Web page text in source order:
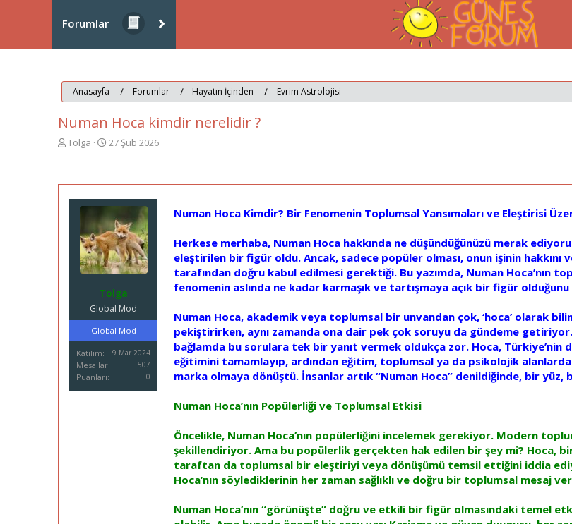
Forumlar
Anasayfa Forumlar Hayatın İçinden Evrim Astrolojisi
Numan Hoca kimdir nerelidir ?
K
Tolga
B
n
g
ı
ç
t
a
i
h
i
27 Şub 2026
Tolga
Global Mod
Global Mod
Katılım 9 Mar 2024
Mesajlar 507
Puanları 0
Numan Hoca Kimdir? Bir Fenomenin Toplumsal Yansımaları ve Eleştirisi
Herkese merhaba, Numan Hoca hakkında ne düşündüğünüzü merak
eleştirilen bir figür oldu. Ancak, sadece popüler olması, onun işinin hakkını
tarafından doğru kabul edilmesi gerektiği. Bu yazımda, Numan Hoca’nın
fenomenin aslında ne kadar karmaşık ve tartışmaya açık bir figür olduğunu
Numan Hoca, akademik veya toplumsal bir unvandan çok, ‘hoca’ olarak
pekiştirirken, aynı zamanda ona dair pek çok soruyu da gündeme
bağlamda bu sorulara tek bir yanıt vermek oldukça zor. Hoca, Türkiye’nin
eğitimini tamamlayıp, ardından eğitim, toplumsal ya da psikolojik
marka olmaya dönüştü. İnsanlar artık “Numan Hoca” denildiğinde, bir
Numan Hoca’nın Popülerliği ve Toplumsal Etkisi
Öncelikle, Numan Hoca’nın popülerliğini incelemek gerekiyor. Modern
şekillendiriyor. Ama bu popülerlik gerçekten hak edilen bir şey mi? Hoca,
taraftan da toplumsal bir eleştiriyi veya dönüşümü temsil ettiğini iddia
Hoca’nın söylediklerinin her zaman sağlıklı ve doğru bir toplumsal mesaj
Numan Hoca’nın “görünüşte” doğru ve etkili bir figür olmasındaki temel